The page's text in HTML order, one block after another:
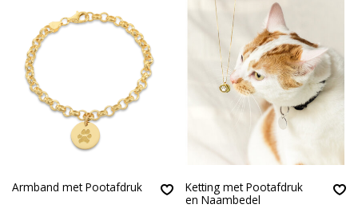
Armband met Pootafdruk
Ketting met Pootafdruk
en Naambedel